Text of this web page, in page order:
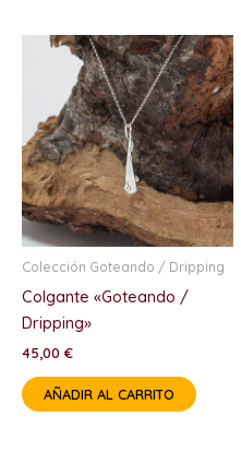
Colección Goteando / Dripping
Colgante «Goteando /
Dripping»
45,00 €
AÑADIR AL CARRITO